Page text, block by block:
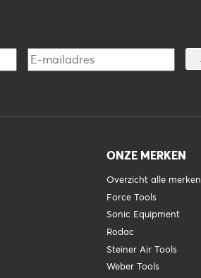
ONZE MERKEN
Overzicht alle merken
Force Tools
Sonic Equipment
Rodac
Steiner Air Tools
Weber Tools